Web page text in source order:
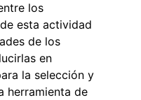
los
esta actividad
de los
en
la selección y
herramienta de